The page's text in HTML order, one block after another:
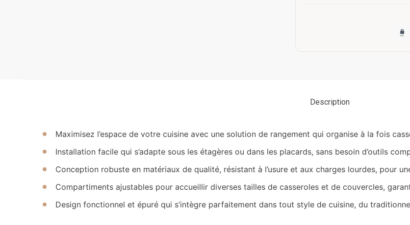
Description
Maximisez l’espace de votre cuisine avec une solution de rangement qui organise à la fois
Installation facile qui s’adapte sous les étagères ou dans les placards, sans besoin d’outils
Conception robuste en matériaux de qualité, résistant à l’usure et aux charges lourdes, pour
Compartiments ajustables pour accueillir diverses tailles de casseroles et de couvercles,
Design fonctionnel et épuré qui s’intègre parfaitement dans tout style de cuisine, du